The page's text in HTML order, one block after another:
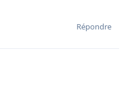
Répondre